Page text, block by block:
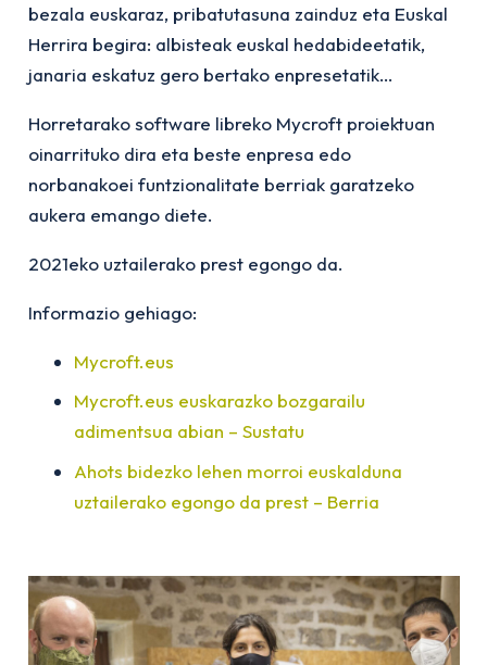
bezala euskaraz, pribatutasuna zainduz eta Euskal
Herrira begira: albisteak euskal hedabideetatik,
janaria eskatuz gero bertako enpresetatik…
Horretarako software libreko Mycroft proiektuan
oinarrituko dira eta beste enpresa edo
norbanakoei funtzionalitate berriak garatzeko
aukera emango diete.
2021eko uztailerako prest egongo da.
Informazio gehiago:
Mycroft.eus
Mycroft.eus euskarazko bozgarailu
adimentsua abian – Sustatu
Ahots bidezko lehen morroi euskalduna
uztailerako egongo da prest – Berria